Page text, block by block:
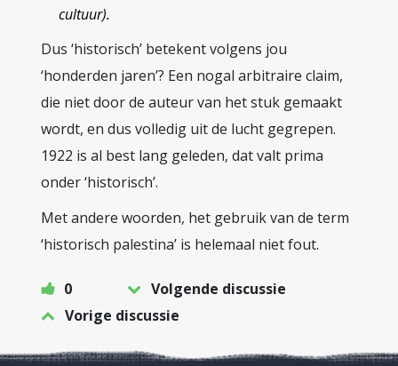
cultuur).
Dus ‘historisch’ betekent volgens jou
‘honderden jaren’? Een nogal arbitraire claim,
die niet door de auteur van het stuk gemaakt
wordt, en dus volledig uit de lucht gegrepen.
1922 is al best lang geleden, dat valt prima
onder ‘historisch’.
Met andere woorden, het gebruik van de term
‘historisch palestina’ is helemaal niet fout.
0
Volgende discussie
Vorige discussie